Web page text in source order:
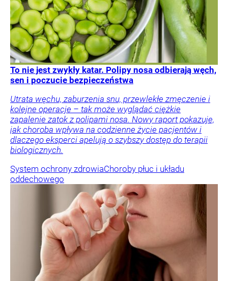
To nie jest zwykły katar. Polipy nosa odbierają węch,
sen i poczucie bezpieczeństwa
Utrata węchu, zaburzenia snu, przewlekłe zmęczenie i
kolejne operacje – tak może wyglądać ciężkie
zapalenie zatok z polipami nosa. Nowy raport pokazuje,
jak choroba wpływa na codzienne życie pacjentów i
dlaczego eksperci apelują o szybszy dostęp do terapii
biologicznych.
System ochrony zdrowiaChoroby płuc i układu
oddechowego